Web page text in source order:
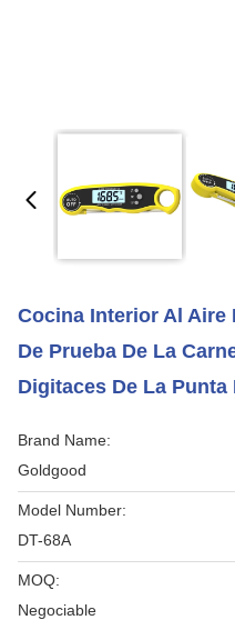
Cocina Interior Al Aire
De Prueba De La
Digitaces De La
Brand Name:
Goldgood
Model Number:
DT-68A
MOQ:
Negociable